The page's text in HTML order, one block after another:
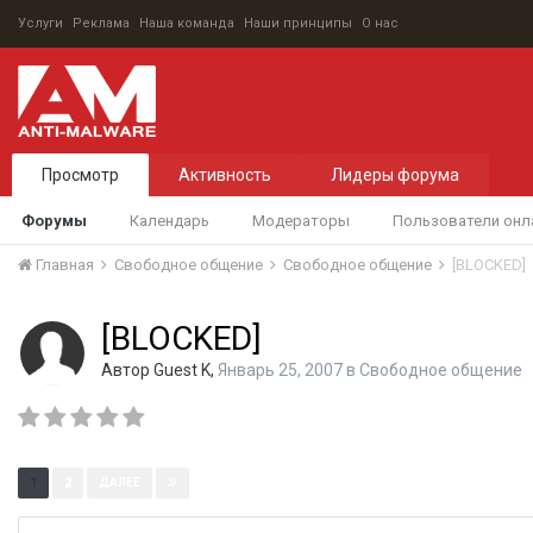
Услуги Реклама Наша команда Наши принципы О нас
Просмотр
Форумы Календарь Модераторы Пользователи
Активность Лидеры форума
Главная Свободное общение Свободное общение [BLOCKED]
[BLOCKED]
Автор Guest K, Январь 25, 2007в Свободное общение